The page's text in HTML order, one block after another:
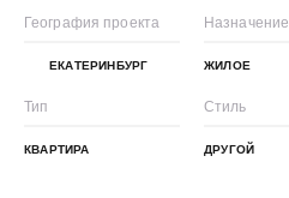
География проекта
ЕКАТЕРИНБУРГ
Назначение
ЖИЛОЕ
Тип
КВАРТИРА
Стиль
ДРУГОЙ